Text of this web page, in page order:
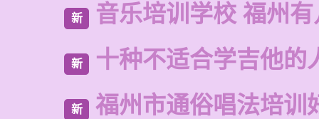
新 音乐培训学校 福州
新 十种不适合学吉他的
新 福州市通俗唱法培训